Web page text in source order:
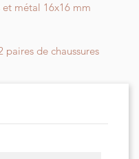
métal 16x16 mm
de chaussures